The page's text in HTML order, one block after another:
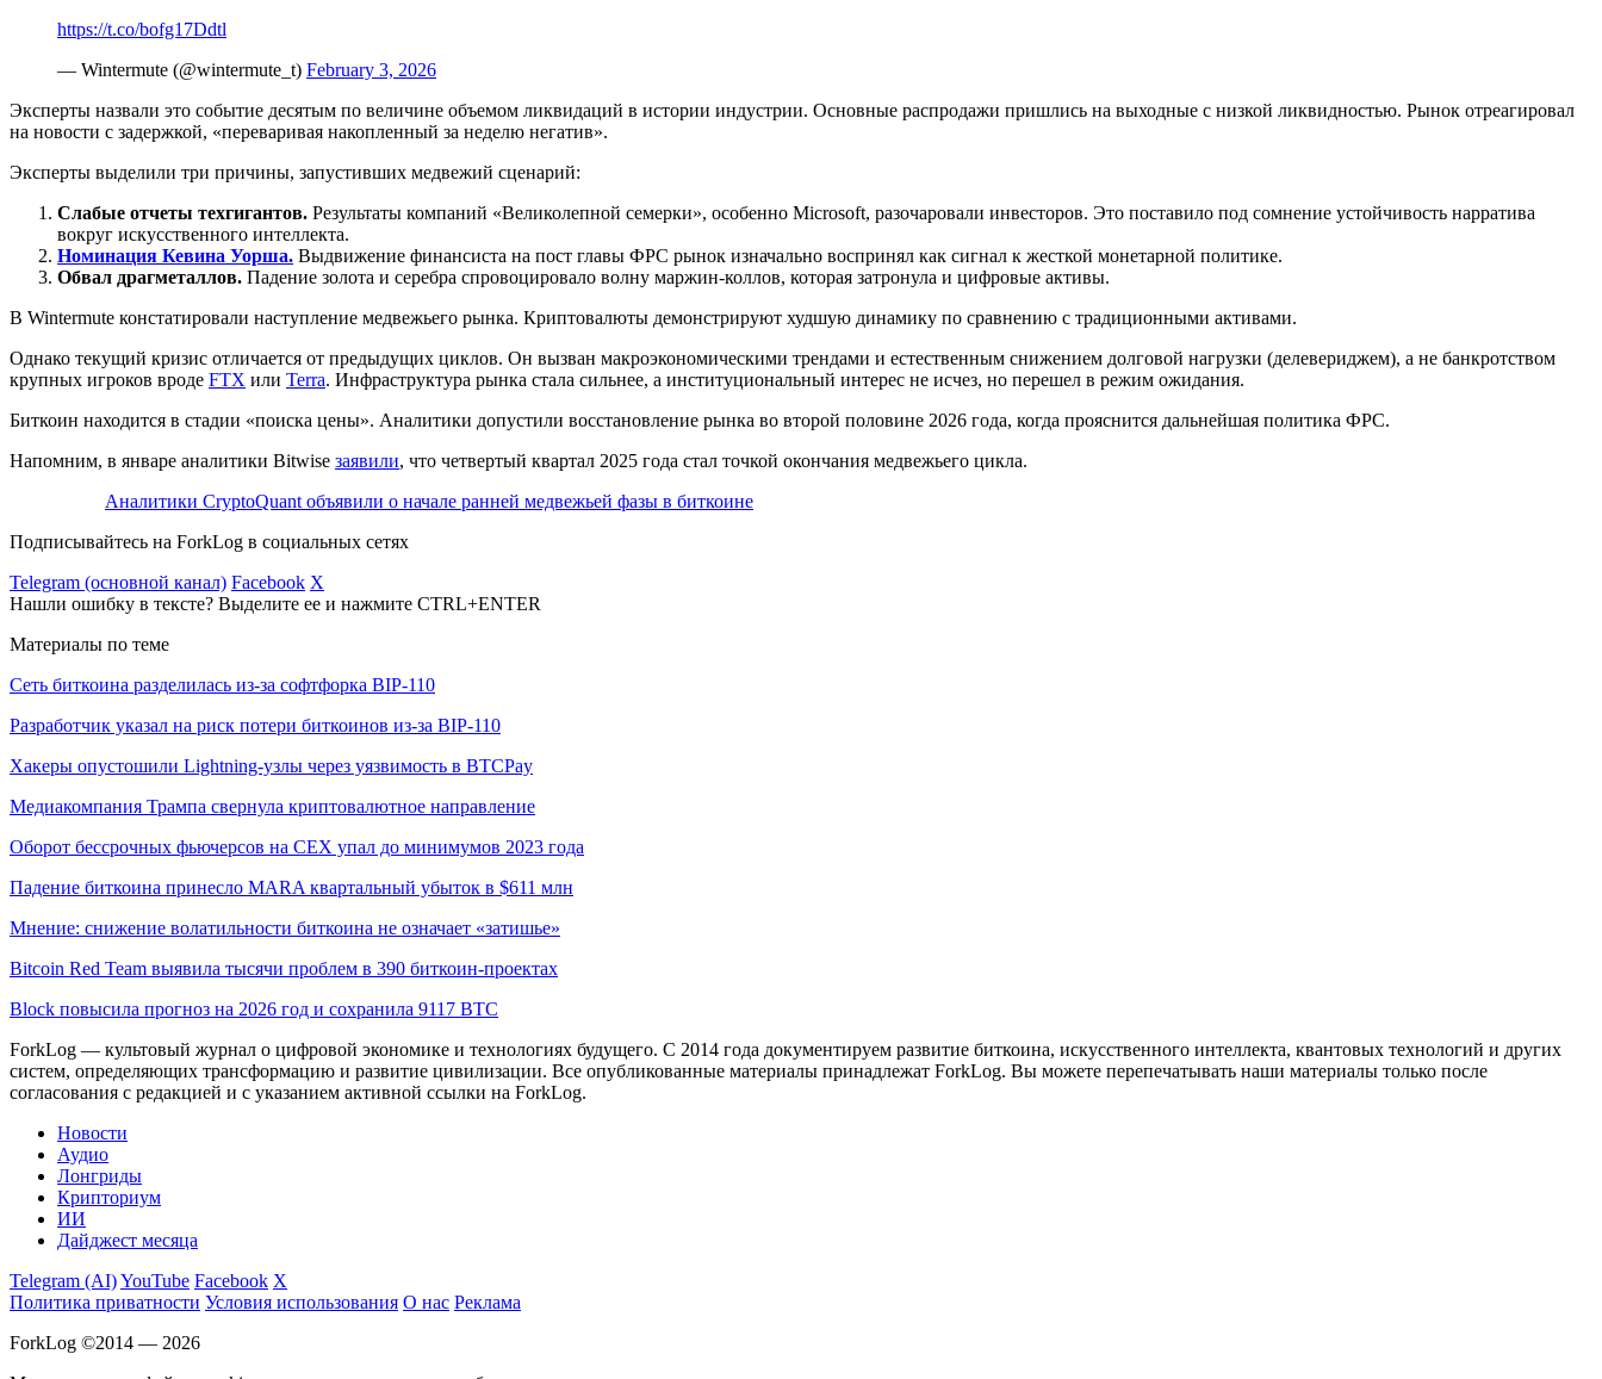
https://t.co/bofg17Ddtl
— Wintermute (@wintermute_t) February 3, 2026
Эксперты назвали это событие десятым по величине объемом ликвидаций в истории индустрии. Основные распродажи пришлись на выходные с низкой ликвидностью. Рынок отреагировал
на новости с задержкой, «переваривая накопленный за неделю негатив».
Эксперты выделили три причины, запустивших медвежий сценарий:
Слабые отчеты техгигантов. Результаты компаний «Великолепной семерки», особенно Microsoft, разочаровали инвесторов. Это поставило под сомнение устойчивость нарратива
вокруг искусственного интеллекта.
Номинация Кевина Уорша. Выдвижение финансиста на пост главы ФРС рынок изначально воспринял как сигнал к жесткой монетарной политике.
Обвал драгметаллов. Падение золота и серебра спровоцировало волну маржин-коллов, которая затронула и цифровые активы.
В Wintermute констатировали наступление медвежьего рынка. Криптовалюты демонстрируют худшую динамику по сравнению с традиционными активами.
Однако текущий кризис отличается от предыдущих циклов. Он вызван макроэкономическими трендами и естественным снижением долговой нагрузки (делевериджем), а не банкротством
крупных игроков вроде FTX или Terra. Инфраструктура рынка стала сильнее, а институциональный интерес не исчез, но перешел в режим ожидания.
Биткоин находится в стадии «поиска цены». Аналитики допустили восстановление рынка во второй половине 2026 года, когда прояснится дальнейшая политика ФРС.
Напомним, в январе аналитики Bitwise заявили, что четвертый квартал 2025 года стал точкой окончания медвежьего цикла.
Аналитики CryptoQuant объявили о начале ранней медвежьей фазы в биткоине
Подписывайтесь на ForkLog в социальных сетях
Telegram (основной канал) Facebook X
Нашли ошибку в тексте? Выделите ее и нажмите CTRL+ENTER
Материалы по теме
Сеть биткоина разделилась из-за софтфорка BIP-110
Разработчик указал на риск потери биткоинов из-за BIP-110
Хакеры опустошили Lightning-узлы через уязвимость в BTCPay
Медиакомпания Трампа свернула криптовалютное направление
Оборот бессрочных фьючерсов на CEX упал до минимумов 2023 года
Падение биткоина принесло MARA квартальный убыток в $611 млн
Мнение: снижение волатильности биткоина не означает «затишье»
Bitcoin Red Team выявила тысячи проблем в 390 биткоин-проектах
Block повысила прогноз на 2026 год и сохранила 9117 BTC
ForkLog — культовый журнал о цифровой экономике и технологиях будущего. С 2014 года документируем развитие биткоина, искусственного интеллекта, квантовых технологий и других
систем, определяющих трансформацию и развитие цивилизации. Все опубликованные материалы принадлежат ForkLog. Вы можете перепечатывать наши материалы только после
согласования с редакцией и с указанием активной ссылки на ForkLog.
Новости
Аудио
Лонгриды
Крипториум
ИИ
Дайджест месяца
Telegram (AI)YouTube Facebook X
Политика приватности Условия использования О нас Реклама
ForkLog ©2014 — 2026